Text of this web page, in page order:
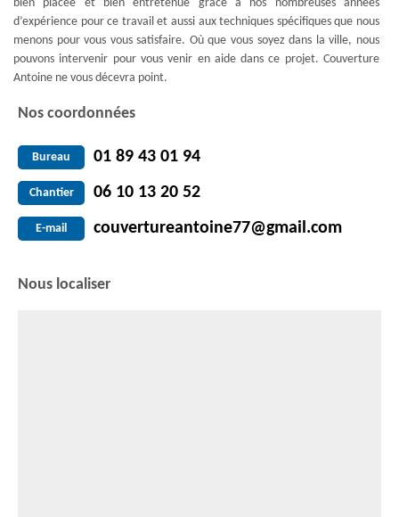
bien placée et bien entretenue grâce à nos nombreuses années
d’expérience pour ce travail et aussi aux techniques spécifiques que nous
menons pour vous vous satisfaire. Où que vous soyez dans la ville, nous
pouvons intervenir pour vous venir en aide dans ce projet. Couverture
Antoine ne vous décevra point.
Nos coordonnées
Bureau 01 89 43 01 94
Chantier 06 10 13 20 52
E-mail couvertureantoine77@gmail.com
Nous localiser